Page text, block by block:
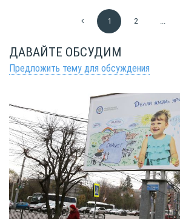
1 2
ДАВАЙТЕ ОБСУДИМ
Предложить тему для обсуждения